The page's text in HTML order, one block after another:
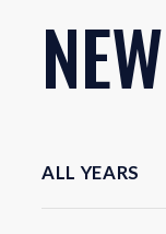
NEW
ALL YEARS